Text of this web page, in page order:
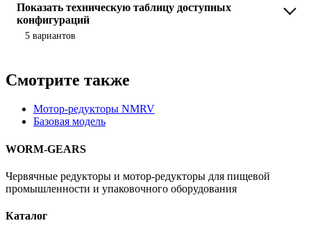
Показать техническую таблицу доступных
конфигураций
5 вариантов
Смотрите также
Мотор-редукторы NMRV
Базовая модель
WORM-GEARS
Червячные редукторы и мотор-редукторы для пищевой
промышленности и упаковочного оборудования
Каталог